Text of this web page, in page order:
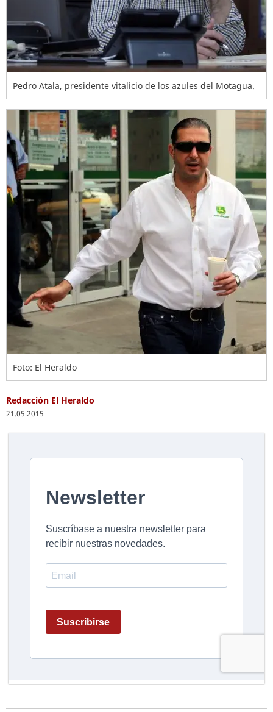
Pedro Atala, presidente vitalicio de los azules del Motagua.
Foto: El Heraldo
Redacción El Heraldo
21.05.2015